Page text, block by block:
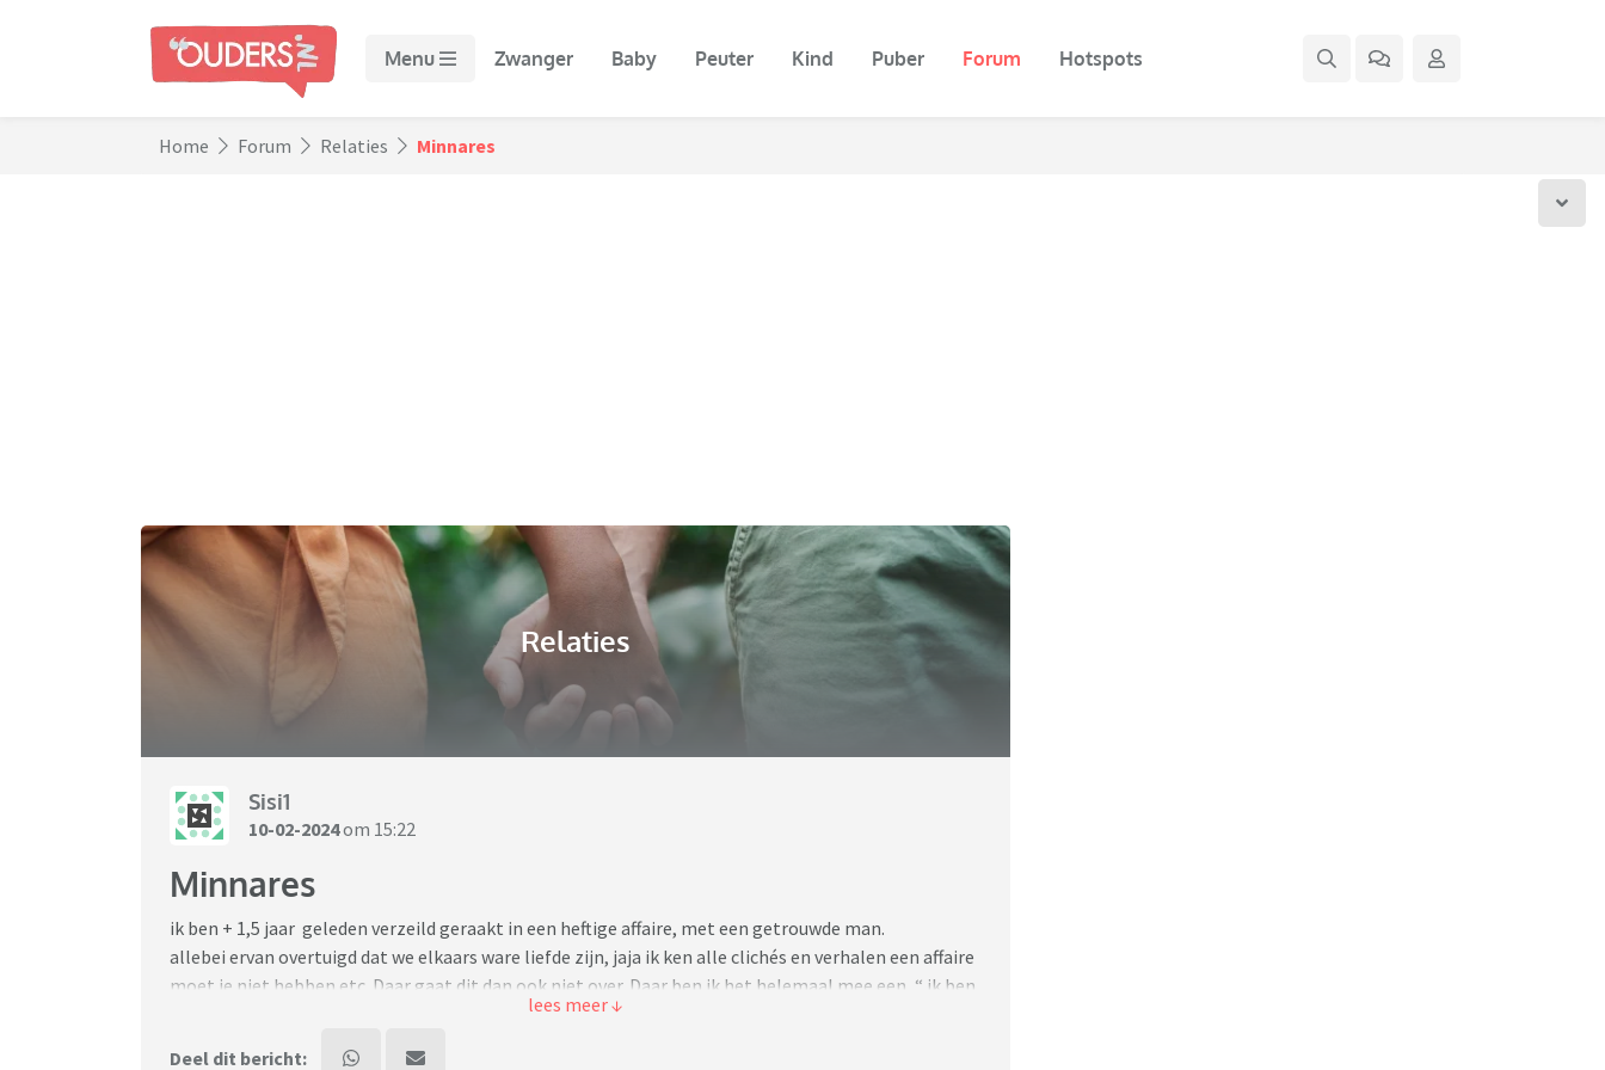
Menu Zwanger Baby Peuter Kind Puber Forum Hotspots
Home Forum Relaties Minnares
Relaties
Sisi1
10-02-2024om 15:22
Minnares
ik ben + 1,5 jaar geleden verzeild geraakt in een heftige affaire, met een getrouwde man.
allebei ervan overtuigd dat we elkaars ware liefde zijn, jaja ik ken alle clichés en verhalen een affaire
moet je niet hebben etc. Daar gaat dit dan ook niet over. Daar ben ik het helemaal mee een, “ ik ben
single btw” Het is nu al eenmaal zo en ik kan niet meer terug. ik zal de details verder besparen over
Deel dit bericht: